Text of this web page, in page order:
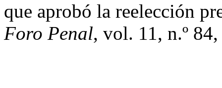
que aprobó la reelección
Foro Penal, vol. 11, n.º